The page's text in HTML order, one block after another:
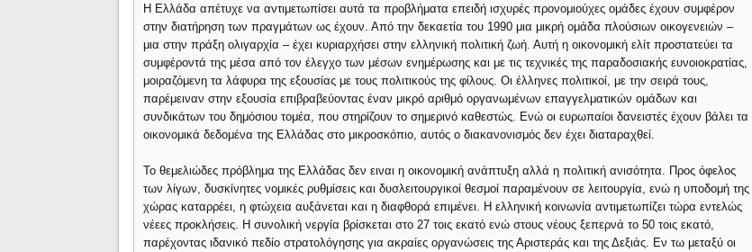
Η Ελλάδα απέτυχε να αντιμετωπίσει αυτά τα προβλήματα επειδή ισχυρές προνομιούχες ομάδες έχουν συμφέρον
στην διατήρηση των πραγμάτων ως έχουν. Από την δεκαετία του 1990 μια μικρή ομάδα πλούσιων οικογενειών –
μια στην πράξη ολιγαρχία – έχει κυριαρχήσει στην ελληνική πολιτική ζωή. Αυτή η οικονομική ελίτ προστατεύει τα
συμφέροντά της μέσα από τον έλεγχο των μέσων ενημέρωσης και με τις τεχνικές της παραδοσιακής ευνοιοκρατίας,
μοιραζόμενη τα λάφυρα της εξουσίας με τους πολιτικούς της φίλους. Οι έλληνες πολιτικοί, με την σειρά τους,
παρέμειναν στην εξουσία επιβραβεύοντας έναν μικρό αριθμό οργανωμένων επαγγελματικών ομάδων και
συνδικάτων του δημόσιου τομέα, που στηρίζουν το σημερινό καθεστώς. Ενώ οι ευρωπαίοι δανειστές έχουν βάλει τα
οικονομικά δεδομένα της Ελλάδας στο μικροσκόπιο, αυτός ο διακανονισμός δεν έχει διαταραχθεί.
Το θεμελιώδες πρόβλημα της Ελλάδας δεν ειναι η οικονομική ανάπτυξη αλλά η πολιτική ανισότητα. Προς όφελος
των λίγων, δυσκίνητες νομικές ρυθμίσεις και δυσλειτουργικοί θεσμοί παραμένουν σε λειτουργία, ενώ η υποδομή της
χώρας καταρρέει, η φτώχεια αυξάνεται και η διαφθορά επιμένει. Η ελληνική κοινωνία αντιμετωπίζει τώρα εντελώς
νέεες προκλήσεις. Η συνολική νεργία βρίσκεται στο 27 τοις εκατό ενώ στους νέους ξεπερνά το 50 τοις εκατό,
παρέχοντας ιδανικό πεδίο στρατολόγησης για ακραίες οργανώσεις της Αριστεράς και της Δεξιάς. Εν τω μεταξύ οι